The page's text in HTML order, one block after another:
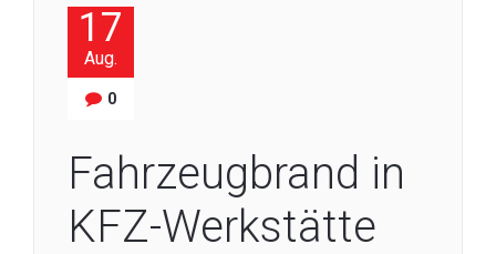
17
Aug.
0
Fahrzeugbrand in
KFZ-Werkstätte